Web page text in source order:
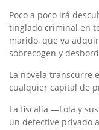
Poco a poco irá
tinglado criminal en
marido, que va
sobrecogen y
La novela transcurre
cualquier capital de
La fiscalía —Lola y
un detective privado